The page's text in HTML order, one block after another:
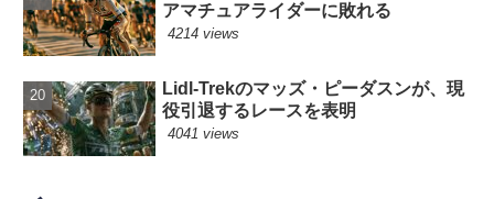
アマチュアライダーに敗れる
4214 views
Lidl-Trekのマッズ・ピーダスンが、現
役引退するレースを表明
4041 views